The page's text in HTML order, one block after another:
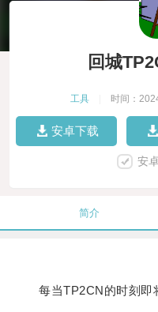
回城
工具 时间：
安卓下载
安
简介
每当TP2CN的时刻即将